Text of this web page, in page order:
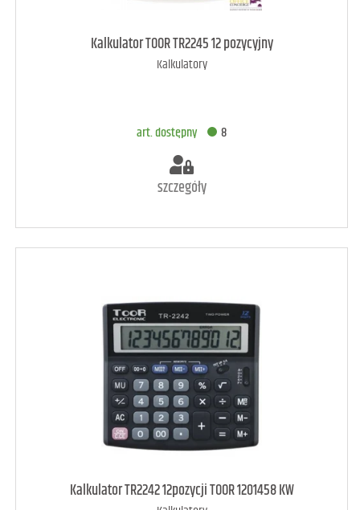
art. raczej dostępny 4
Kalkulator TOOR TR2245 12 pozycyjny
Kalkulatory
art. dostępny 8
szczegóły
art. dostępny 8
Kalkulator TR2242 12pozycji TOOR 1201458 KW